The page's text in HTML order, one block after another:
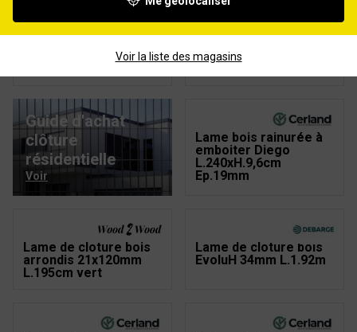
L.200xH.14,5cm
Guide d'achat
clôture
résidentielle
Voir
Lame bois rainurée à
emboiter Diego
L.240xH.9,6cm
Ep.19mm
Lame de cloture bois
arrondis 21x120mm
L.195cm vert
Lame de cloture bois
EvoluH 34mm L.1.92m
Voir la liste des magasins